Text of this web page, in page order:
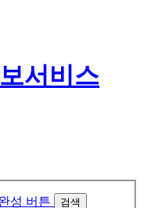
검색